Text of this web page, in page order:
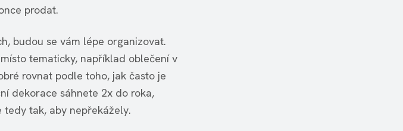
prodat.
budou se vám lépe organizovat.
tematicky, například oblečení v
rovnat podle toho, jak často je
dekorace sáhnete 2x do roka,
tedy tak, aby nepřekážely.